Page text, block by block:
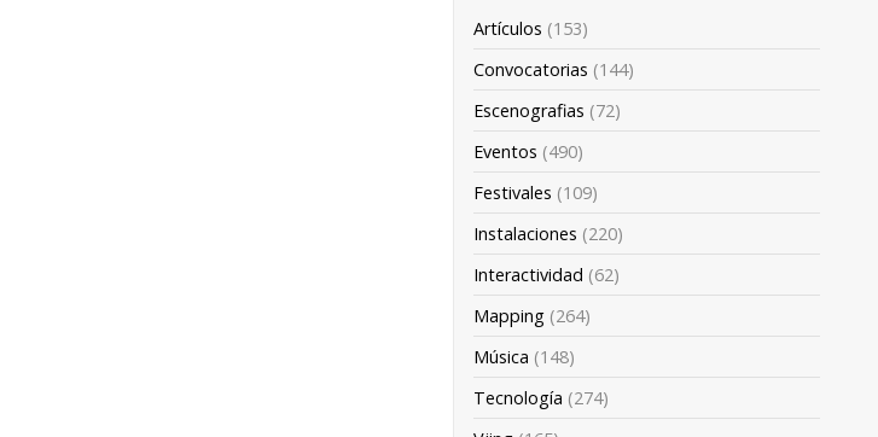
Artículos (153)
Convocatorias (144)
Escenografias (72)
Eventos (490)
Festivales (109)
Instalaciones (220)
Interactividad (62)
Mapping (264)
Música (148)
Tecnología (274)